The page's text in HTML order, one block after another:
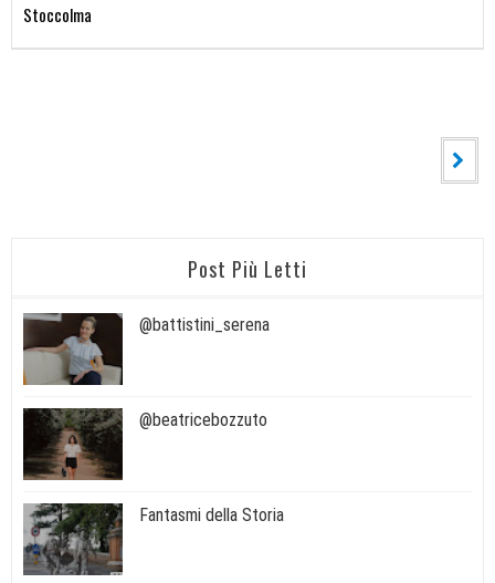
Stoccolma
Post Più Letti
@battistini_serena
@beatricebozzuto
Fantasmi della Storia